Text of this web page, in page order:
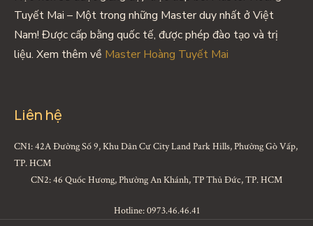
Tuyết Mai – Một trong những Master duy nhất ở Việt
Nam! Được cấp bằng quốc tế, được phép đào tạo và trị
liệu. Xem thêm về Master Hoàng Tuyết Mai
Liên hệ
CN1: 42A Đường Số 9, Khu Dân Cư City Land Park Hills, Phường Gò Vấp,
TP. HCM
CN2: 46 Quốc Hương, Phường An Khánh, TP Thủ Đức, TP. HCM
Hotline: 0973.46.46.41